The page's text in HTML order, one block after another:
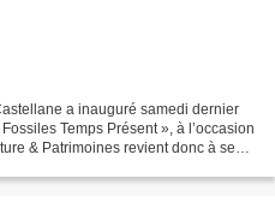
a inauguré samedi dernier
Temps Présent », à l’occasion
& Patrimoines revient donc à ses